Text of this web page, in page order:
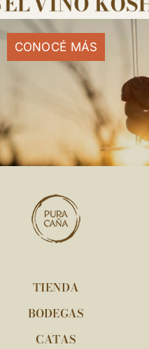
CONOCÉ MÁS
TIENDA
BODEGAS
CATAS